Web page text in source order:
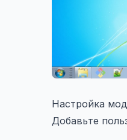
Настройка
Добавьте